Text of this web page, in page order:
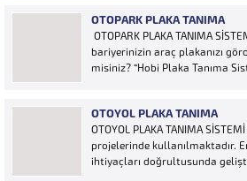
OTOPARK PLAKA TANIMA
OTOPARK PLAKA TANIMA
bariyerinizin araç plakanızı
misiniz? “Hobi Plaka Tanıma
için yeterlidir… Plaka tanıma
sisteme...
OTOYOL PLAKA TANIMA
OTOYOL PLAKA TANIMA
projelerinde kullanılmaktadır.
ihtiyaçları doğrultusunda